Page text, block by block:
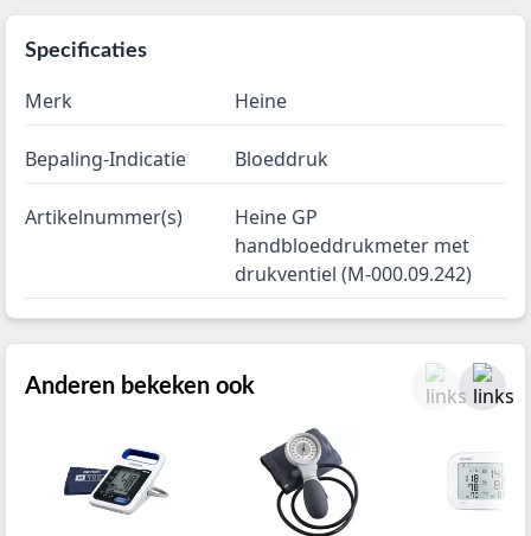
Specificaties
Merk Heine
Bepaling-Indicatie Bloeddruk
Artikelnummer(s)
Heine GP
handbloeddrukmeter met
drukventiel (M-000.09.242)
Anderen bekeken ook